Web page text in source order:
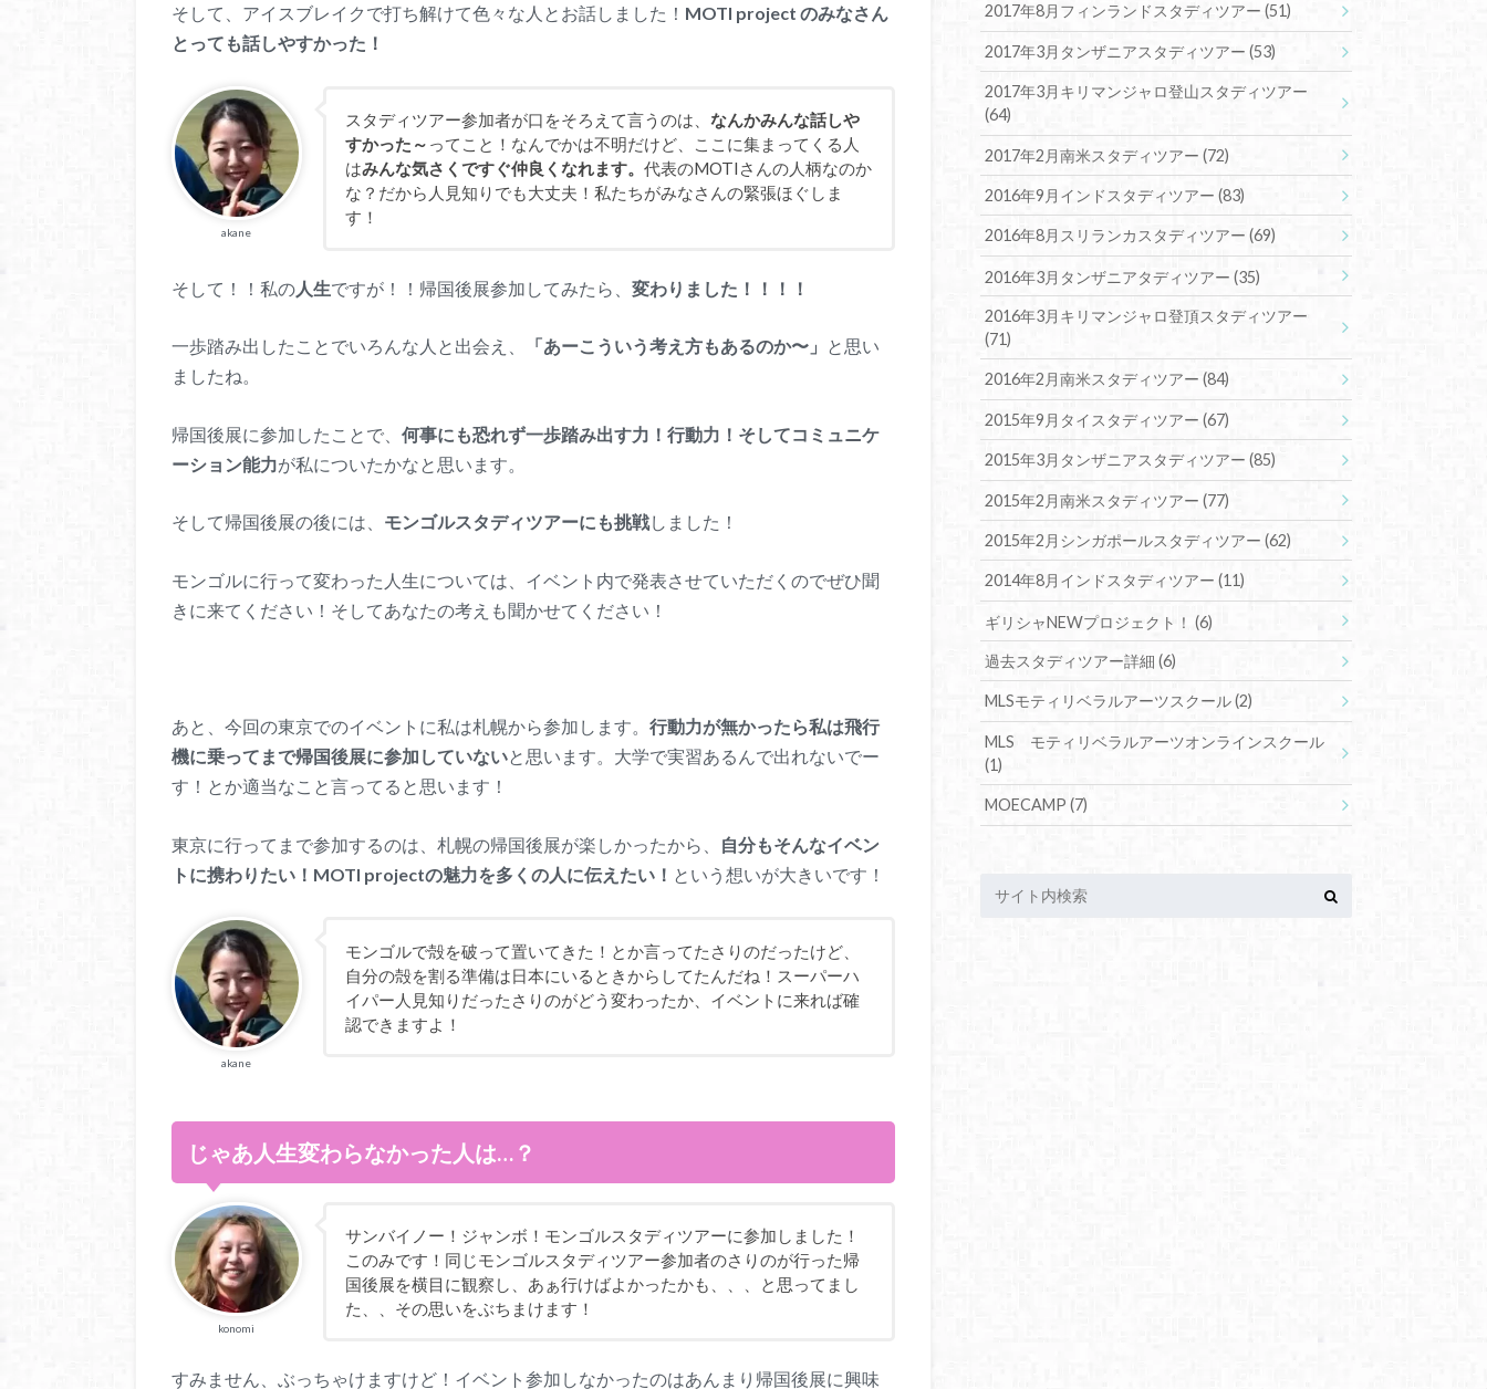
そして、アイスブレイクで打ち解けて色々な人とお話しました！ MOTI project のみなさん
とっても話しやすかった！
akane
スタディツアー参加者が口をそろえて言うのは、 なんかみんな話しや
すかった～ ってこと！なんでかは不明だけど、ここに集まってくる人
はみんな気さくですぐ仲良くなれます。 代表のMOTIさんの人柄なのか
な？だから人見知りでも大丈夫！私たちがみなさんの緊張ほぐしま
す！
そして！！私の 人生ですが！！帰国後展参加してみたら、 変わりました！！！！
一歩踏み出したことでいろんな人と出会え、 「あーこういう考え方もあるのか〜」 と思い
ましたね。
帰国後展に参加したことで、 何事にも恐れず一歩踏み出す力！行動力！そしてコミュニケ
ーション能力が私についたかなと思います。
そして帰国後展の後には、 モンゴルスタディツアーにも挑戦しました！
モンゴルに行って変わった人生については、イベント内で発表させていただくのでぜひ聞
きに来てください！そしてあなたの考えも聞かせてください！
あと、今回の東京でのイベントに私は札幌から参加します。 行動力が無かったら私は飛行
機に乗ってまで帰国後展に参加していないと思います。大学で実習あるんで出れないでー
す！とか適当なこと言ってると思います！
東京に行ってまで参加するのは、札幌の帰国後展が楽しかったから、
自分もそんなイベン
トに携わりたい！MOTI projectの魅力を多くの人に伝えたい！ という想いが大きいです！
akane
モンゴルで殻を破って置いてきた！とか言ってたさりのだったけど、
自分の殻を割る準備は日本にいるときからしてたんだね！スーパーハ
イパー人見知りだったさりのがどう変わったか、イベントに来れば確
認できますよ！
じゃあ人生変わらなかった人は…？
konomi
サンバイノー！ジャンボ！モンゴルスタディツアーに参加しました！
このみです！同じモンゴルスタディツアー参加者のさりのが行った帰
国後展を横目に観察し、あぁ行けばよかったかも、、、と思ってまし
た、、その思いをぶちまけます！
すみません、ぶっちゃけますけど！イベント参加しなかったのはあんまり帰国後展に興味
2017年8月フィンランドスタディツアー(51)
2017年3月タンザニアスタディツアー(53)
2017年3月キリマンジャロ登山スタディツアー
(64)
2017年2月南米スタディツアー(72)
2016年9月インドスタディツアー(83)
2016年8月スリランカスタディツアー(69)
2016年3月タンザニアタディツアー(35)
2016年3月キリマンジャロ登頂スタディツアー
(71)
2016年2月南米スタディツアー(84)
2015年9月タイスタディツアー(67)
2015年3月タンザニアスタディツアー(85)
2015年2月南米スタディツアー(77)
2015年2月シンガポールスタディツアー(62)
2014年8月インドスタディツアー(11)
ギリシャNEWプロジェクト！(6)
過去スタディツアー詳細(6)
MLSモティリベラルアーツスクール(2)
MLS モティリベラルアーツオンラインスクール
(1)
MOECAMP(7)